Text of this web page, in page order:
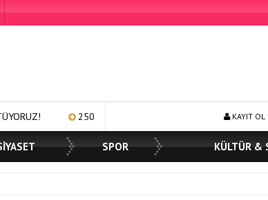
BİN ÖĞÜN, BİNLERCE YÜZE GÜLÜMSEME BAŞKAN
KAYIT OL
SPOR KÜLTÜR &